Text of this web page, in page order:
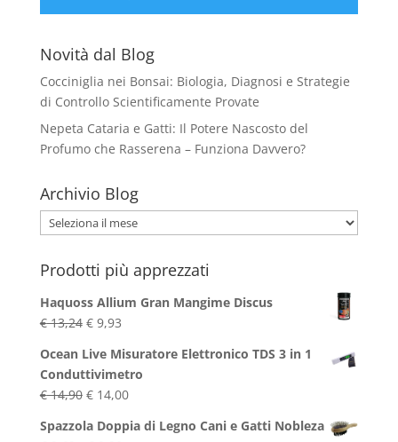
Novità dal Blog
Cocciniglia nei Bonsai: Biologia, Diagnosi e Strategie
di Controllo Scientificamente Provate
Nepeta Cataria e Gatti: Il Potere Nascosto del
Profumo che Rasserena – Funziona Davvero?
Archivio Blog
Archivio
Blog
Prodotti più apprezzati
Haquoss Allium Gran Mangime Discus
€13,24 Il
originale
era:
€ 13,24.
€9,93Il
attuale
è:
€ 9,93.
Ocean Live Misuratore Elettronico TDS 3 in 1
Conduttivimetro
€14,90 Il
originale
€14,00Il
attuale
Spazzola Doppia di Legno Cani e Gatti Nobleza